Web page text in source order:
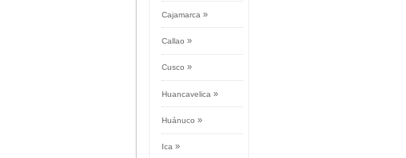
Cajamarca »
Callao »
Cusco »
Huancavelica »
Huánuco »
Ica »